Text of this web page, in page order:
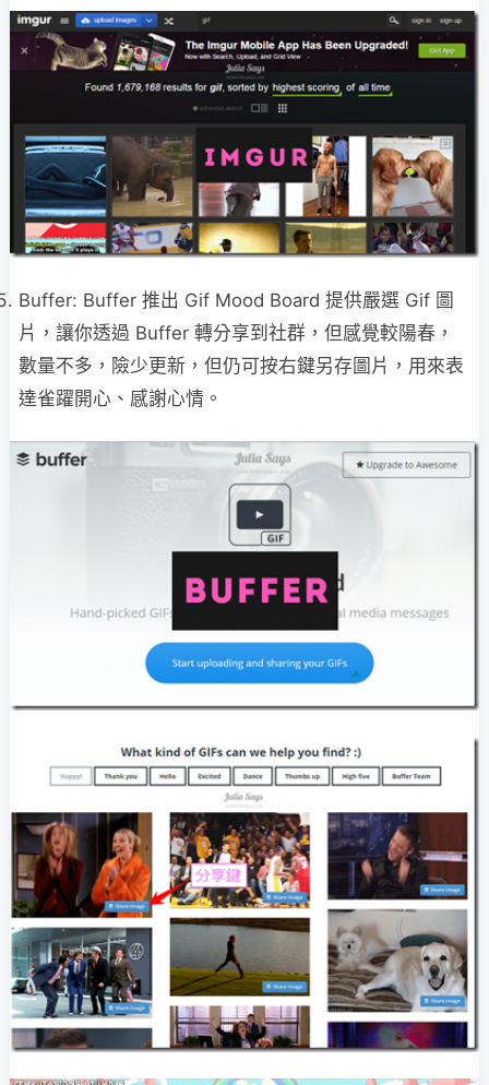
Buffer: Buffer 推出 Gif Mood Board 提供嚴選 Gif 圖
片，讓你透過 Buffer 轉分享到社群，但感覺較陽春，
數量不多，險少更新，但仍可按右鍵另存圖片，用來表
達雀躍開心、感謝心情。